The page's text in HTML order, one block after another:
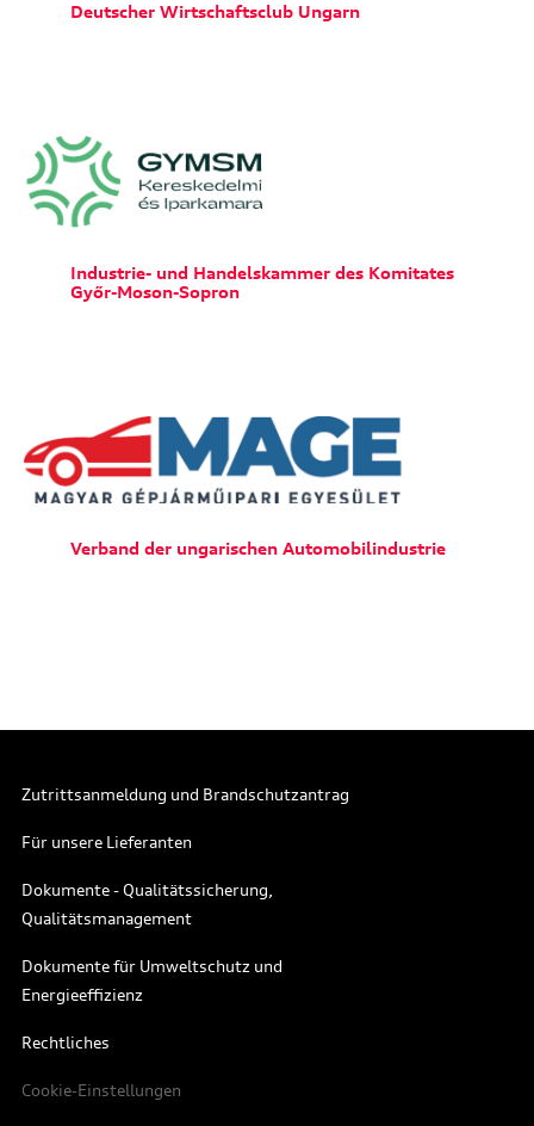
Deutscher Wirtschaftsclub Ungarn
Industrie- und Handelskammer des Komitates
Győr-Moson-Sopron
Verband der ungarischen Automobilindustrie
Zutrittsanmeldung und Brandschutzantrag
Für unsere Lieferanten
Dokumente - Qualitätssicherung,
Qualitätsmanagement
Dokumente für Umweltschutz und
Energieeffizienz
Rechtliches
Cookie-Einstellungen